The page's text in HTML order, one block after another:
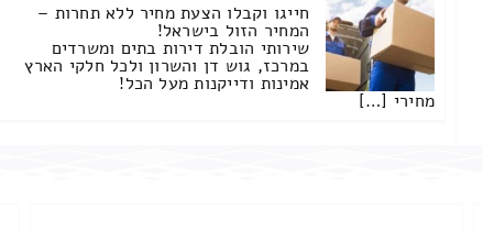
חייגו וקבלו הצעת מחיר ללא תחרות –
המחיר הזול בישראל!
שירותי הובלת דירות בתים ומשרדים
במרכז, גוש דן והשרון ולכל חלקי הארץ
אמינות ודייקנות מעל הכל!
מחירי […]